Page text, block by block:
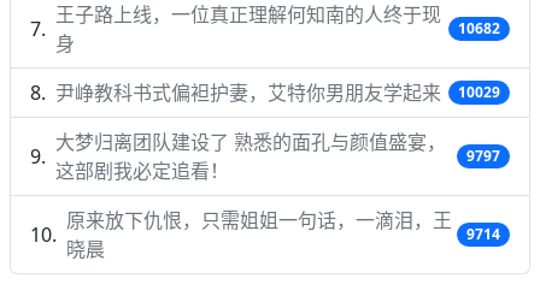
王子路上线，一位真正理解何知南的人终于现
身
10682
尹峥教科书式偏袒护妻，艾特你男朋友学起来 10029
大梦归离团队建设了 熟悉的面孔与颜值盛宴，
这部剧我必定追看！
9797
原来放下仇恨，只需姐姐一句话，一滴泪，王
晓晨
9714